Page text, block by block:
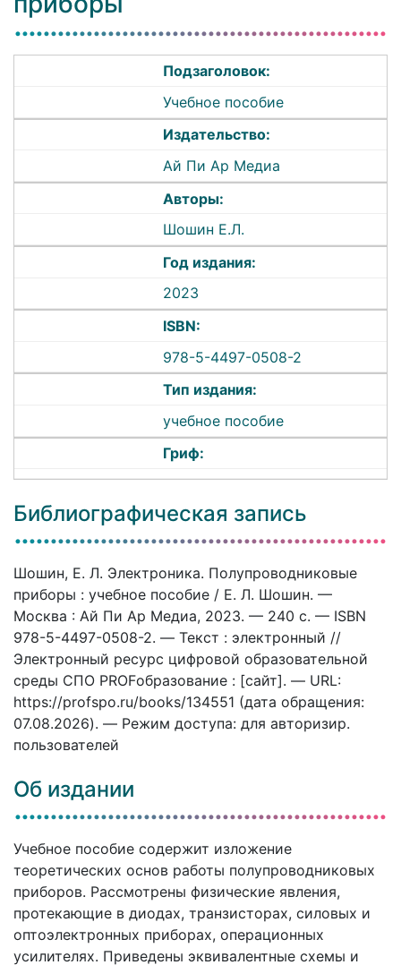
Подзаголовок:
Учебное пособие
Издательство:
Ай Пи Ар Медиа
Авторы:
Шошин Е.Л.
Год издания:
2023
ISBN:
978-5-4497-0508-2
Тип издания:
учебное пособие
Гриф:
Библиографическая запись
Шошин, Е. Л. Электроника. Полупроводниковые
приборы : учебное пособие / Е. Л. Шошин. —
Москва : Ай Пи Ар Медиа, 2023. — 240 c. — ISBN
978-5-4497-0508-2. — Текст : электронный //
Электронный ресурс цифровой образовательной
среды СПО PROFобразование : [сайт]. — URL:
https://profspo.ru/books/134551 (дата обращения:
07.08.2026). — Режим доступа: для авторизир.
пользователей
Об издании
Учебное пособие содержит изложение
теоретических основ работы полупроводниковых
приборов. Рассмотрены физические явления,
протекающие в диодах, транзисторах, силовых и
оптоэлектронных приборах, операционных
усилителях. Приведены эквивалентные схемы и